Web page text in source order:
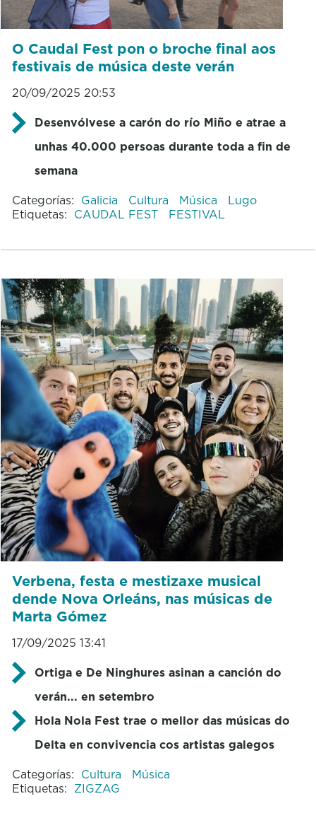
O Caudal Fest pon o broche final aos
festivais de música deste verán
20/09/2025 20:53
Desenvólvese a carón do río Miño e atrae a
unhas 40.000 persoas durante toda a fin de
semana
Categorías: Galicia Cultura Música
Lugo
Etiquetas: CAUDAL FEST FESTIVAL
Verbena, festa e mestizaxe musical
dende Nova Orleáns, nas músicas de
Marta Gómez
17/09/2025 13:41
Ortiga e De Ninghures asinan a canción do
verán... en setembro
Hola Nola Fest trae o mellor das músicas do
Delta en convivencia cos artistas galegos
Categorías: Cultura
Música
Etiquetas: ZIGZAG